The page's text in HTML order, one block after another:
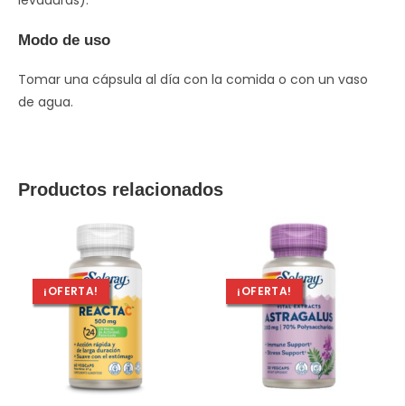
Modo de uso
Tomar una cápsula al día con la comida o con un vaso
de agua.
Productos relacionados
¡OFERTA! ¡OFERTA!